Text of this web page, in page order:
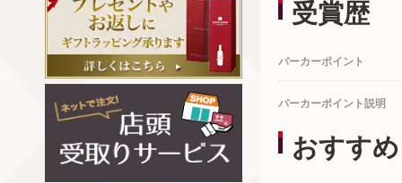
受賞歴
パーカーポイント
パーカーポイント説明
おすすめ